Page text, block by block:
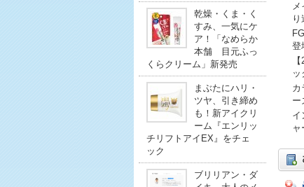
乾燥・くま・く
すみ、一気にケ
ア！「なめらか
本舗 目元ふっ
くらクリーム」新発売
まぶたにハリ・
ツヤ、引き締め
も！新アイクリ
ーム『エンリッ
チリフトアイEX』をチェ
ック
ブリリアン・ダ
り
登
ッ
カ
ー
イ
ャ